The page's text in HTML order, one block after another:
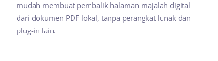
mudah membuat pembalik halaman majalah digital
dari dokumen PDF lokal, tanpa perangkat lunak dan
plug-in lain.